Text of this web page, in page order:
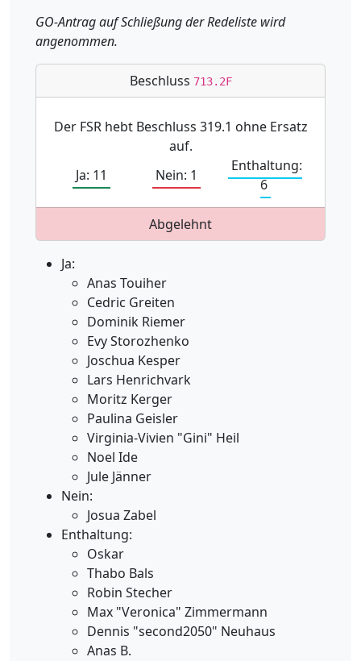
GO-Antrag auf Schließung der Redeliste wird
angenommen.
Beschluss 713.2F
Der FSR hebt Beschluss 319.1 ohne Ersatz
auf.
Ja: 11
Nein: 1
Enthaltung:
6
Abgelehnt
Ja:
Anas Touiher
Cedric Greiten
Dominik Riemer
Evy Storozhenko
Joschua Kesper
Lars Henrichvark
Moritz Kerger
Paulina Geisler
Virginia-Vivien "Gini" Heil
Noel Ide
Jule Jänner
Nein:
Josua Zabel
Enthaltung:
Oskar
Thabo Bals
Robin Stecher
Max "Veronica" Zimmermann
Dennis "second2050" Neuhaus
Anas B.